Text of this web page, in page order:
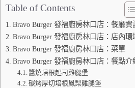
Table of Contents
Bravo Burger 發福廚房林口店：餐廳資
Bravo Burger 發福廚房林口店：店內環
Bravo Burger 發福廚房林口店：菜單
Bravo Burger 發福廚房林口店：餐點介
醬燒培根起司雞腿堡
碳烤厚切培根鳳梨雞腿堡